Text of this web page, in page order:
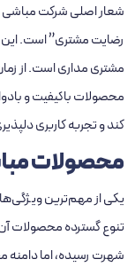
شعار اصلی شرکت مباشی
رضایت مشتری” است. این
مشتری‌ مداری است. از
محصولات باکیفیت و
کند و تجربه کاربری
محصولات
یکی از مهم‌ترین
تنوع گسترده محصولات
شهرت رسیده، اما دامنه